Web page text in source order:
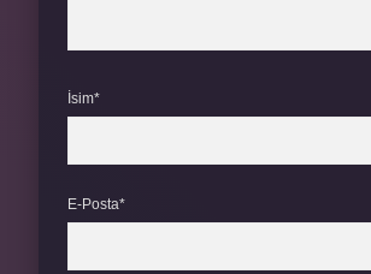
İsim*
E-Posta*